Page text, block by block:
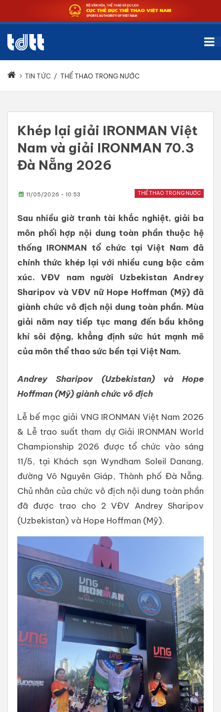
TIN TỨC / THỂ THAO TRONG NƯỚC
Khép lại giải IRONMAN Việt
Nam và giải IRONMAN 70.3
Đà Nẵng 2026
THỂ THAO TRONG NƯỚC
11/05/2026 - 10:53
Sau nhiều giờ tranh tài khắc nghiệt, giải ba
môn phối hợp nội dung toàn phần thuộc hệ
thống IRONMAN tổ chức tại Việt Nam đã
chính thức khép lại với nhiều cung bậc cảm
xúc. VĐV nam người Uzbekistan Andrey
Sharipov và VĐV nữ Hope Hoffman (Mỹ) đã
giành chức vô địch nội dung toàn phần. Mùa
giải năm nay tiếp tục mang đến bầu không
khí sôi động, khẳng định sức hút mạnh mẽ
của môn thể thao sức bền tại Việt Nam.
Andrey Sharipov (Uzbekistan) và Hope
Hoffman (Mỹ) giành chức vô địch
Lễ bế mạc giải VNG IRONMAN Việt Nam 2026
& Lễ trao suất tham dự Giải IRONMAN World
Championship 2026 được tổ chức vào sáng
11/5, tại Khách sạn Wyndham Soleil Danang,
đường Võ Nguyên Giáp, Thành phố Đà Nẵng.
Chủ nhân của chức vô địch nội dung toàn phần
đã được trao cho 2 VĐV Andrey Sharipov
(Uzbekistan) và Hope Hoffman (Mỹ).